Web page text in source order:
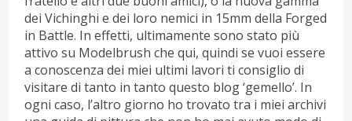
dei Vichinghi e dei loro nemici in 15mm della Forged
in Battle. In effetti, ultimamente sono stato più
attivo su Modelbrush che qui, quindi se vuoi essere
a conoscenza dei miei ultimi lavori ti consiglio di
visitare di tanto in tanto questo blog ‘gemello’. In
ogni caso, l’altro giorno ho trovato tra i miei archivi